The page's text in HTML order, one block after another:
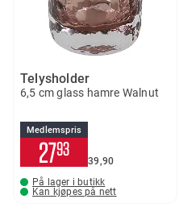
Telysholder
6,5 cm glass hamre Walnut
Medlemspris
2793
39 90
På lager i butikk
Kan kjøpes på nett